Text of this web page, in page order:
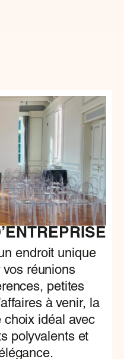
endroit unique
réunions
petites
à venir, la
idéal avec
polyvalents et